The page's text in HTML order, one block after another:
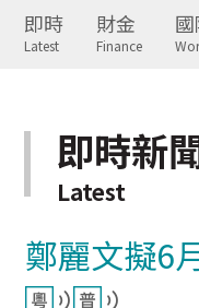
即時
Latest
財金
Finance
即時新
Latest
鄭麗文擬6